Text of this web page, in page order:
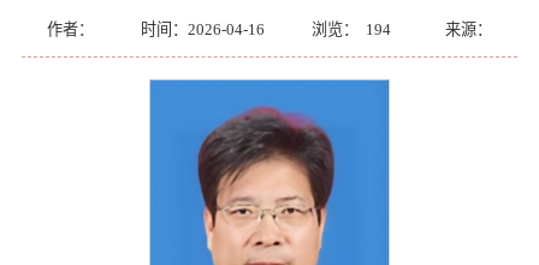
作者： 时间：2026-04-16 浏览： 194 来源：